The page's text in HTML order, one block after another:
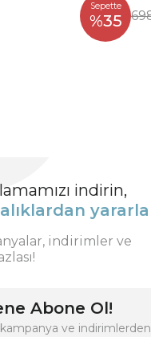
Sepette
%35
indirin,
indirimler ve
Abone Ol!
ve